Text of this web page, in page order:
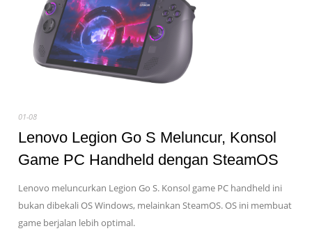
01-08
Lenovo Legion Go S Meluncur, Konsol
Game PC Handheld dengan SteamOS
Lenovo meluncurkan Legion Go S. Konsol game PC handheld ini
bukan dibekali OS Windows, melainkan SteamOS. OS ini membuat
game berjalan lebih optimal.